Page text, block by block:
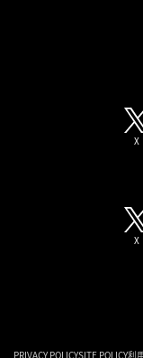
X
X
PRIVACY POLICYSITE POLICY利